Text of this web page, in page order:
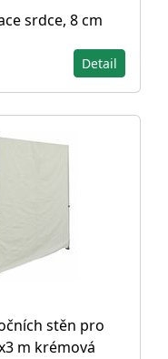
srdce, 8 cm
Detail
stěn pro
m krémová